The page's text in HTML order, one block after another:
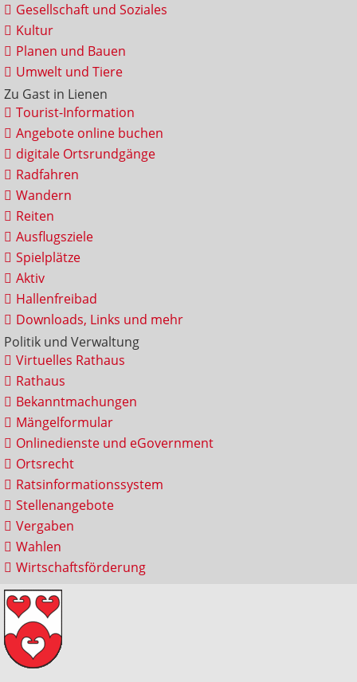
Gesellschaft und Soziales
Kultur
Planen und Bauen
Umwelt und Tiere
Zu Gast in Lienen
Tourist-Information
Angebote online buchen
digitale Ortsrundgänge
Radfahren
Wandern
Reiten
Ausflugsziele
Spielplätze
Aktiv
Hallenfreibad
Downloads, Links und mehr
Politik und Verwaltung
Virtuelles Rathaus
Rathaus
Bekanntmachungen
Mängelformular
Onlinedienste und eGovernment
Ortsrecht
Ratsinformationssystem
Stellenangebote
Vergaben
Wahlen
Wirtschaftsförderung